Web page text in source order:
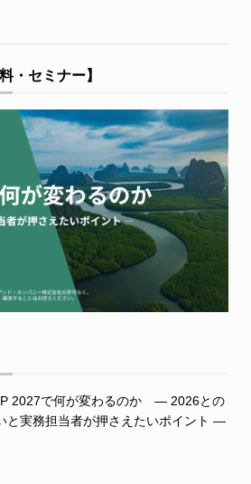
・セミナー】
2027で何が変わるのか ― 2026との
と実務担当者が押さえたいポイント ―